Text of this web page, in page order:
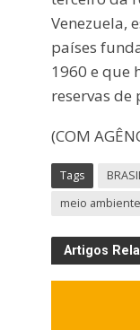
Venezuela,
países
1960 e que
reservas
(COM
Tags
meio ambiente
Artigos